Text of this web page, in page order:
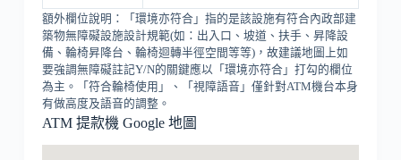
額外欄位說明：「環境亦符合」指的是該設施有符合內政部建
築物無障礙設施設計規範(如：出入口、坡道、扶手、昇降設
備、輪椅昇降台、輪椅迴轉半徑空間等等)，故建議地圖上如
要強調無障礙註記Y/N的關鍵應以「環境亦符合」打勾的欄位
為主。「符合輪椅使用」、「視障語音」僅針對ATM機台本身
有做高度及語音的調整。
ATM 提款機 Google 地圖